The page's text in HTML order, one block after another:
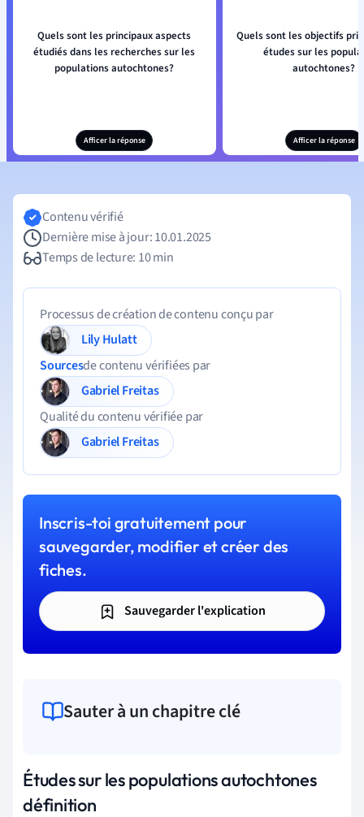
Quels sont les principaux aspects
étudiés dans les recherches sur les
populations autochtones?
Afficer la réponse
Quels sont les objectifs
études sur les
autochtones?
Afficer la réponse
Contenu vérifié
Dernière mise à jour: 10.01.2025
Temps de lecture: 10 min
Processus de création de contenu conçu par
Lily Hulatt
Sourcesde contenu vérifiées par
Gabriel Freitas
Qualité du contenu vérifiée par
Gabriel Freitas
Inscris-toi gratuitement pour
sauvegarder, modifier et créer des
fiches.
Sauvegarder l'explication
Sauter à un chapitre clé
Études sur les populations autochtones
définition